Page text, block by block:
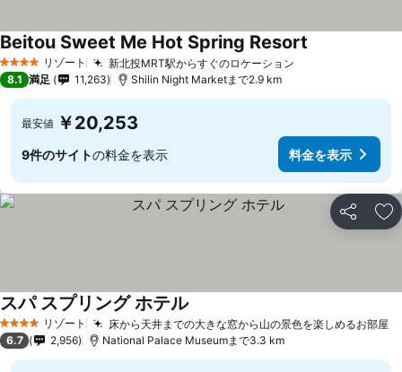
4 ホテルのランク
リゾート 新北投MRT駅からすぐのロケーション
Beitou Sweet Me Hot Spring Resort
8.1 満足 11,263 Shilin Night Marketまで2.9 km
最安値 ￥20,253
9件のサイトの料金を表示 料金を表示
シェア お
4 ホテルのランク
リゾート 床から天井までの大きな窓から山の景色を楽しめるお部屋
スパ スプリング ホテル
6.7 2,956 National Palace Museumまで3.3 km